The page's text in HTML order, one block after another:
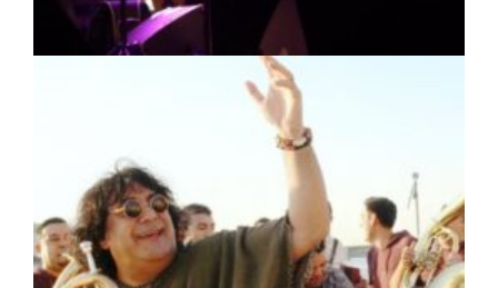
07/08/2026 · 16:50
Πρέσπεια 2026: Έξι ημέρες πολιτισμού,
μουσικής και γαστρονομίας στη Φλώρινα